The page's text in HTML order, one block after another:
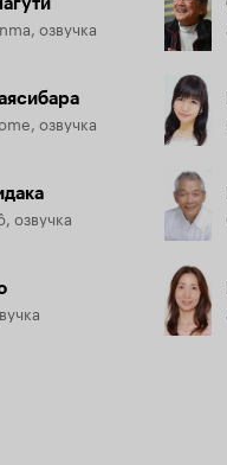
озвучка
озвучка
озвучка